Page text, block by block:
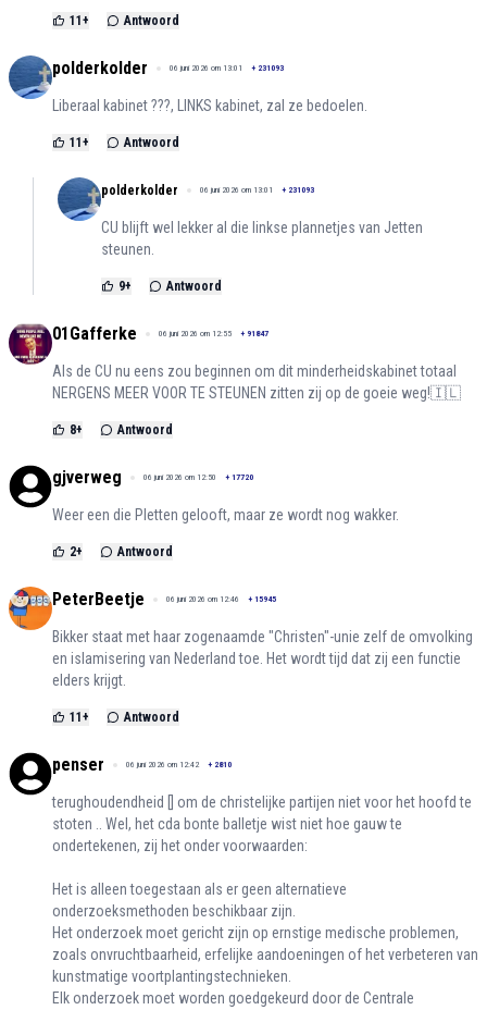
11 + Antwoord
polderkolder 06 juni 2026 om 13:01 + 231093
Liberaal kabinet ???, LINKS kabinet, zal ze bedoelen.
11 + Antwoord
polderkolder 06 juni 2026 om 13:01 + 231093
CU blijft wel lekker al die linkse plannetjes van Jetten
steunen.
9+ Antwoord
01Gafferke 06 juni 2026 om 12:55 + 91847
Als de CU nu eens zou beginnen om dit minderheidskabinet totaal
NERGENS MEER VOOR TE STEUNEN zitten zij op de goeie weg!🇮🇱
8+ Antwoord
gjverweg 06 juni 2026 om 12:50 + 17720
Weer een die Pletten gelooft, maar ze wordt nog wakker.
2+ Antwoord
PeterBeetje 06 juni 2026 om 12:46 + 15945
Bikker staat met haar zogenaamde "Christen"-unie zelf de omvolking
en islamisering van Nederland toe. Het wordt tijd dat zij een functie
elders krijgt.
11 + Antwoord
penser 06 juni 2026 om 12:42 + 2810
terughoudendheid [] om de christelijke partijen niet voor het hoofd te
stoten .. Wel, het cda bonte balletje wist niet hoe gauw te
ondertekenen, zij het onder voorwaarden:
Het is alleen toegestaan als er geen alternatieve
onderzoeksmethoden beschikbaar zijn.
Het onderzoek moet gericht zijn op ernstige medische problemen,
zoals onvruchtbaarheid, erfelijke aandoeningen of het verbeteren van
kunstmatige voortplantingstechnieken.
Elk onderzoek moet worden goedgekeurd door de Centrale